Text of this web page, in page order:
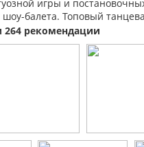
игры и
балета. Топовый
костюмы!
264 рекомендации